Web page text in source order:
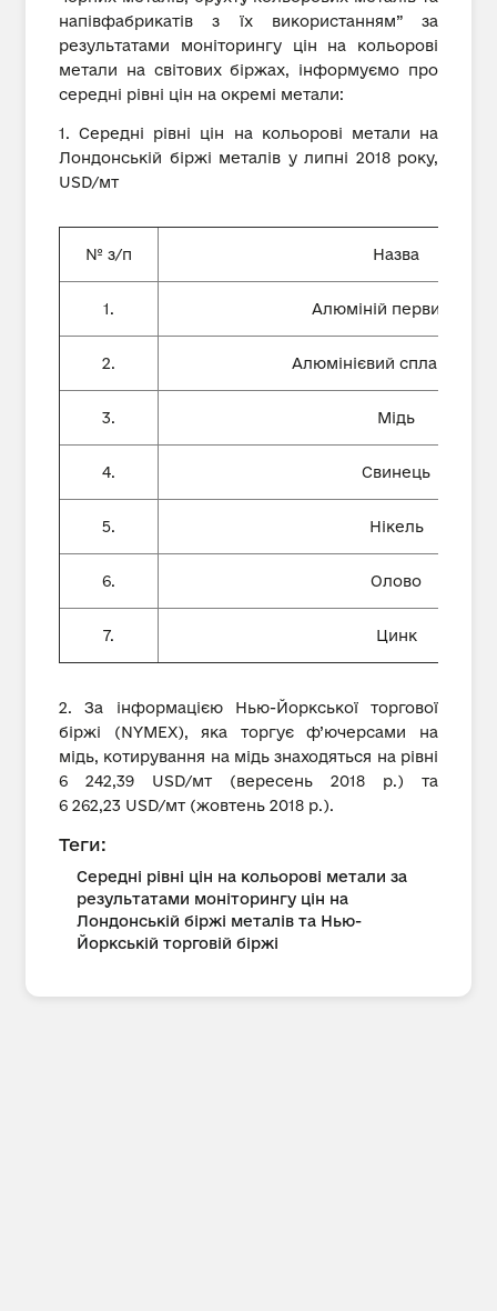
напівфабрикатів з їх використанням” за
результатами моніторингу цін на кольорові
метали на світових біржах, інформуємо про
середні рівні цін на окремі метали:
1. Середні рівні цін на кольорові метали на
Лондонській біржі металів у липні 2018 року,
USD/мт
№ з/п Назва
1. Алюміній первинний
2. Алюмінієвий сплав
3. Мідь
4. Свинець
5. Нікель
6. Олово
7. Цинк
2. За інформацією Нью-Йоркської торгової
біржі (NYMEX), яка торгує ф’ючерсами на
мідь, котирування на мідь знаходяться на рівні
6 242,39 USD/мт (вересень 2018 р.) та
6 262,23 USD/мт (жовтень 2018 р.).
Теги:
Середні рівні цін на кольорові метали за
результатами моніторингу цін на
Лондонській біржі металів та Нью-
Йоркській торговій біржі